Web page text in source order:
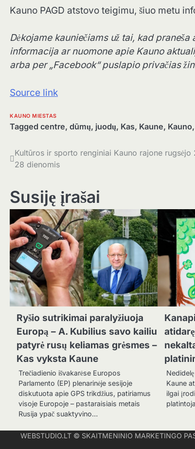
Kauno PAGD atstovo teigimu, šiuo metu
Dėkojame kauniečiams už tai, kad
informacija ar nuomone apie Kauno
arba per „Facebook“ puslapio privačias
Source link
KAUNO MIESTAS
Tagged centre, dūmų, juodų, Kas, Kaune, Kauno,
Navigacija
įrašų
Kultūros ir sporto renginiai Kauno rajone rugsėjo
28 dienomis
Susiję įrašai
Ryšio sutrikimai paralyžiuoja
Europą – A. Kubilius savo kailiu
patyrė rusų keliamas grėsmes –
Kas vyksta Kaune
Trečiadienio išvakarėse Europos
Parlamento (EP) plenarinėje sesijoje
diskutuota apie GPS trikdžius, patiriamus
visoje Europoje – pastaraisiais metais
Rusija ypač suaktyvino…
Kaune
ilgai
WEBSTUDIO.LT© SKAITMENINIO MARKETINGO